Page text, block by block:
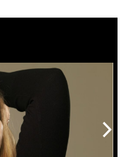
arrow_forward_ios